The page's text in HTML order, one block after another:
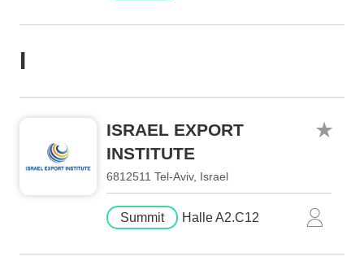
I
ISRAEL EXPORT
INSTITUTE
6812511 Tel-Aviv, Israel
Summit Halle A2.C12